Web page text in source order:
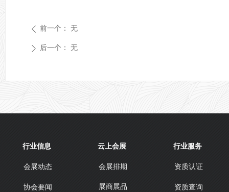
ꄴ 前一个： 无
ꄲ 后一个： 无
会展动态
协会要闻
行业信息
会展排期
展商展品
云上会展
资质认证
资质查询
行业服务